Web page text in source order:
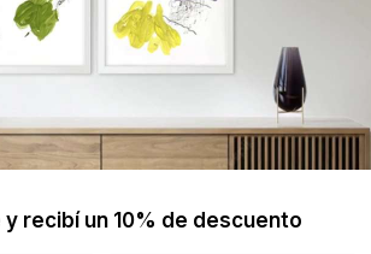
$890
recibí un 10% de descuento